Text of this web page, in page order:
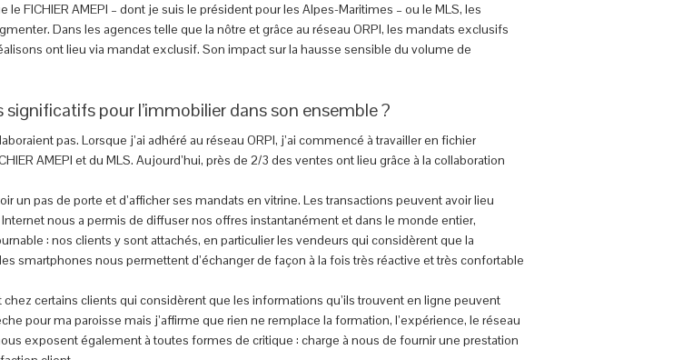
FICHIER AMEPI – dont je suis le président pour les Alpes-Maritimes – ou le MLS, les
Dans les agences telle que la nôtre et grâce au réseau ORPI, les mandats exclusifs
ont lieu via mandat exclusif. Son impact sur la hausse sensible du volume de
pour l’immobilier dans son ensemble ?
pas. Lorsque j’ai adhéré au réseau ORPI, j’ai commencé à travailler en fichier
AMEPI et du MLS. Aujourd’hui, près de 2/3 des ventes ont lieu grâce à la collaboration
un pas de porte et d’afficher ses mandats en vitrine. Les transactions peuvent avoir lieu
nous a permis de diffuser nos offres instantanément et dans le monde entier,
: nos clients y sont attachés, en particulier les vendeurs qui considèrent que la
smartphones nous permettent d’échanger de façon à la fois très réactive et très confortable
certains clients qui considèrent que les informations qu’ils trouvent en ligne peuvent
pour ma paroisse mais j’affirme que rien ne remplace la formation, l’expérience, le réseau
exposent également à toutes formes de critique : charge à nous de fournir une prestation